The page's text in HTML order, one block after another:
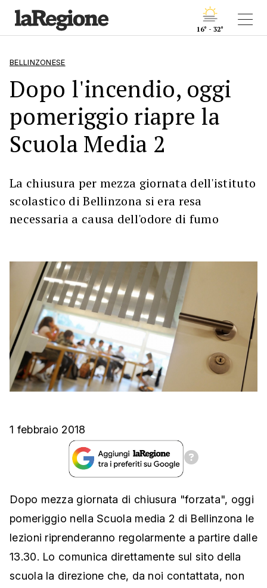
16° - 32°
BELLINZONESE
Dopo l'incendio, oggi
pomeriggio riapre la
Scuola Media 2
La chiusura per mezza giornata dell'istituto
scolastico di Bellinzona si era resa
necessaria a causa dell'odore di fumo
1 febbraio 2018
Dopo mezza giornata di chiusura "forzata", oggi
pomeriggio nella Scuola media 2 di Bellinzona le
lezioni riprenderanno regolarmente a partire dalle
13.30. Lo comunica direttamente sul sito della
scuola la direzione che, da noi contattata, non